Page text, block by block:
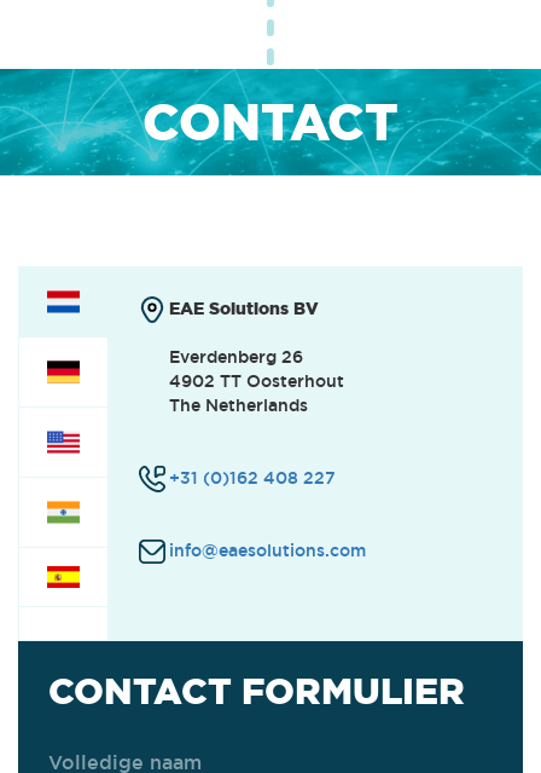
CONTACT
EAE Solutions BV
Everdenberg 26
4902 TT Oosterhout
The Netherlands
+31 (0)162 408 227
info@eaesolutions.com
CONTACT FORMULIER